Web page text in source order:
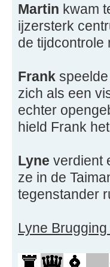
Martin kwam
ijzersterk
de tijdcontrole
Frank
zich als een
echter
hield Frank
Lyne verdient
ze in de
tegenstander
Lyne